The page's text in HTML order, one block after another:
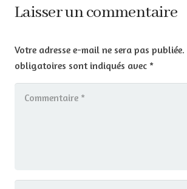
Laisser un commentaire
Votre adresse e-mail ne sera pas publiée.
obligatoires sont indiqués avec *